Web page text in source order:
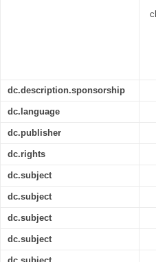
dc.description.sponsorship
dc.language
dc.publisher
dc.rights
dc.subject
dc.subject
dc.subject
dc.subject